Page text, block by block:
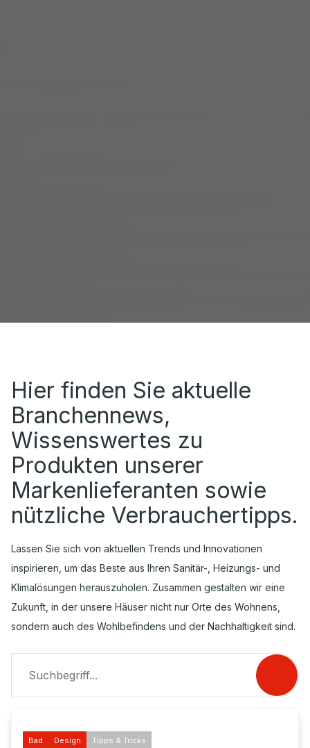
Hier finden Sie aktuelle
Branchennews,
Wissenswertes zu
Produkten unserer
Markenlieferanten sowie
nützliche Verbrauchertipps.
Lassen Sie sich von aktuellen Trends und Innovationen
inspirieren, um das Beste aus Ihren Sanitär-, Heizungs- und
Klimalösungen herauszuholen. Zusammen gestalten wir eine
Zukunft, in der unsere Häuser nicht nur Orte des Wohnens,
sondern auch des Wohlbefindens und der Nachhaltigkeit sind.
Bad Design Tipps & Tricks